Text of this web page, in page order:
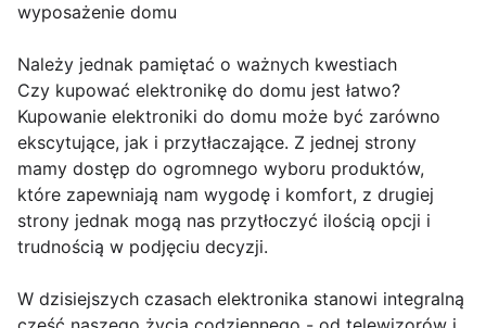
wyposażenie domu
Należy jednak pamiętać o ważnych kwestiach
Czy kupować elektronikę do domu jest łatwo?
Kupowanie elektroniki do domu może być zarówno
ekscytujące, jak i przytłaczające. Z jednej strony
mamy dostęp do ogromnego wyboru produktów,
które zapewniają nam wygodę i komfort, z drugiej
strony jednak mogą nas przytłoczyć ilością opcji i
trudnością w podjęciu decyzji.
W dzisiejszych czasach elektronika stanowi integralną